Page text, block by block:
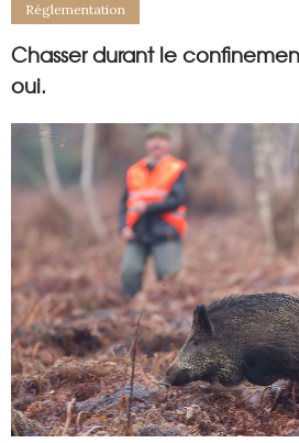
Réglementation
Chasser durant le
oui.